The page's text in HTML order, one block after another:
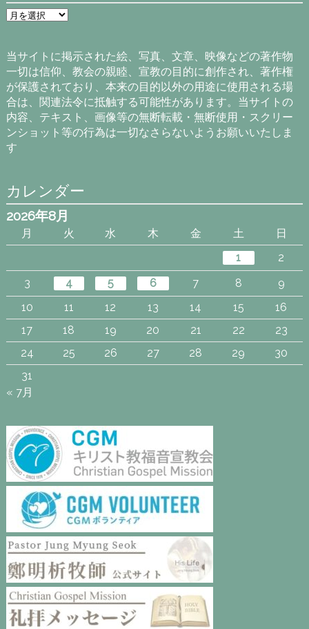
ア
ー
ブ
当サイトに掲示された絵、写真、文章、映像などの著作物
一切は信仰、教会の親睦、宣教の目的に創作され、著作権
が保護されており、本来の目的以外の用途に使用される場
合は、関連法令に抵触する可能性があります。当サイトの
内容、テキスト、画像等の無断転載・無断使用・スクリー
ンショット等の行為は一切なさらないようお願いいたしま
す
カレンダー
2026年8月
月 火 水 木 金 土
日
1
2
3
4 5 6 7 8
9
10
11 12 13 14 15
16
17
18 19 20 21 22
23
24
25 26 27 28 29
30
31
« 7月